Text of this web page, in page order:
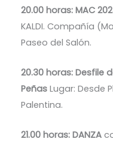
20.00 horas: MAC
KALDI. Compañía
Paseo del Salón.
20.30 horas: Desfile
PeñasLugar: Desde
Palentina.
21.00 horas: DANZA